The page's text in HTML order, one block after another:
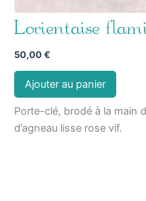
Lorientaise
50,00€
Ajouter au panier
Porte-clé, brodé à la main
d’agneau lisse rose vif.